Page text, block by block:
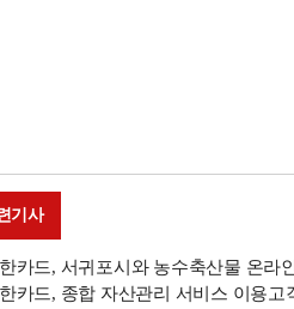
기사
카드, 서귀포시와 농수축산물 온라
카드, 종합 자산관리 서비스 이용고